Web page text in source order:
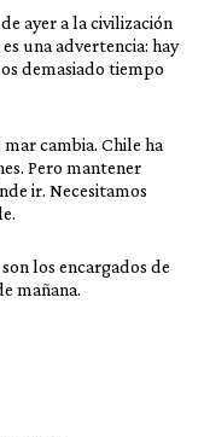
ayer a la civilización
una advertencia: hay
demasiado tiempo
cambia. Chile ha
Pero mantener
ir. Necesitamos
los encargados de
mañana.